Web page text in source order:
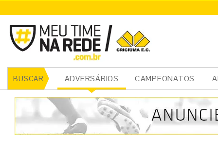
BUSCAR ADVERSÁRIOS CAMPEONATOS
CRICIÚMA